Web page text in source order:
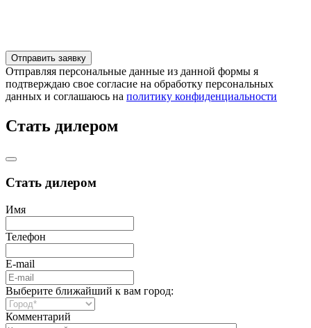
Отправляя персональные данные из данной формы я
подтверждаю свое согласие на обработку персональных
данных и соглашаюсь на политику конфиденциальности
Стать дилером
Стать дилером
Имя
Телефон
E-mail
Выберите ближайший к вам город:
Комментарий